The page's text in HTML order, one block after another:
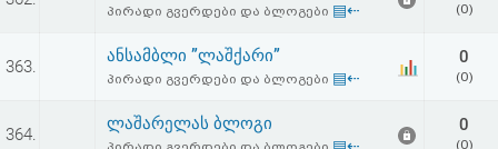
ავტორიზაცია
რეგისტრაცია
პირადი გვერდები და ბლოგები ▤⇠ (0)
363.
ანსამბლი ”ლაშქარი”
პირადი გვერდები და ბლოგები ▤⇠
0
(0)
364.
ლაშარელას ბლოგი 0
(0)